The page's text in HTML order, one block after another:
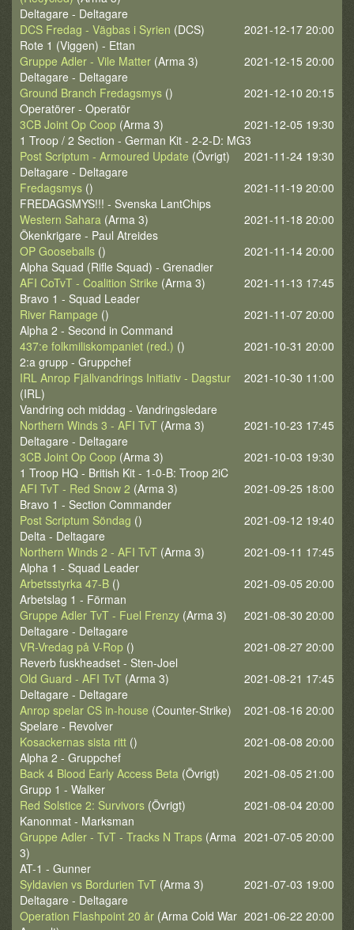
Deltagare - Deltagare
2021-12-17 20:00
DCS Fredag - Vägbas i Syrien (DCS)
Rote 1 (Viggen) - Ettan
2021-12-15 20:00
Gruppe Adler - Vile Matter (Arma 3)
Deltagare - Deltagare
2021-12-10 20:15
Ground Branch Fredagsmys ()
Operatörer - Operatör
2021-12-05 19:30
3CB Joint Op Coop (Arma 3)
1 Troop / 2 Section - German Kit - 2-2-D: MG3
2021-11-24 19:30
Post Scriptum - Armoured Update (Övrigt)
Deltagare - Deltagare
2021-11-19 20:00
Fredagsmys ()
FREDAGSMYS!!! - Svenska LantChips
2021-11-18 20:00
Western Sahara (Arma 3)
Ökenkrigare - Paul Atreides
2021-11-14 20:00
OP Gooseballs ()
Alpha Squad (Rifle Squad) - Grenadier
2021-11-13 17:45
AFI CoTvT - Coalition Strike (Arma 3)
Bravo 1 - Squad Leader
2021-11-07 20:00
River Rampage ()
Alpha 2 - Second in Command
2021-10-31 20:00
437:e folkmiliskompaniet (red.) ()
2:a grupp - Gruppchef
2021-10-30 11:00
IRL Anrop Fjällvandrings Initiativ - Dagstur
(IRL)
Vandring och middag - Vandringsledare
2021-10-23 17:45
Northern Winds 3 - AFI TvT (Arma 3)
Deltagare - Deltagare
2021-10-03 19:30
3CB Joint Op Coop (Arma 3)
1 Troop HQ - British Kit - 1-0-B: Troop 2iC
2021-09-25 18:00
AFI TvT - Red Snow 2 (Arma 3)
Bravo 1 - Section Commander
2021-09-12 19:40
Post Scriptum Söndag ()
Delta - Deltagare
2021-09-11 17:45
Northern Winds 2 - AFI TvT (Arma 3)
Alpha 1 - Squad Leader
2021-09-05 20:00
Arbetsstyrka 47-B ()
Arbetslag 1 - Förman
2021-08-30 20:00
Gruppe Adler TvT - Fuel Frenzy (Arma 3)
Deltagare - Deltagare
2021-08-27 20:00
VR-Vredag på V-Rop ()
Reverb fuskheadset - Sten-Joel
2021-08-21 17:45
Old Guard - AFI TvT (Arma 3)
Deltagare - Deltagare
2021-08-16 20:00
Anrop spelar CS in-house (Counter-Strike)
Spelare - Revolver
2021-08-08 20:00
Kosackernas sista ritt ()
Alpha 2 - Gruppchef
2021-08-05 21:00
Back 4 Blood Early Access Beta (Övrigt)
Grupp 1 - Walker
2021-08-04 20:00
Red Solstice 2: Survivors (Övrigt)
Kanonmat - Marksman
2021-07-05 20:00
Gruppe Adler - TvT - Tracks N Traps (Arma
3)
AT-1 - Gunner
2021-07-03 19:00
Syldavien vs Bordurien TvT (Arma 3)
Deltagare - Deltagare
2021-06-22 20:00
Operation Flashpoint 20 år (Arma Cold War